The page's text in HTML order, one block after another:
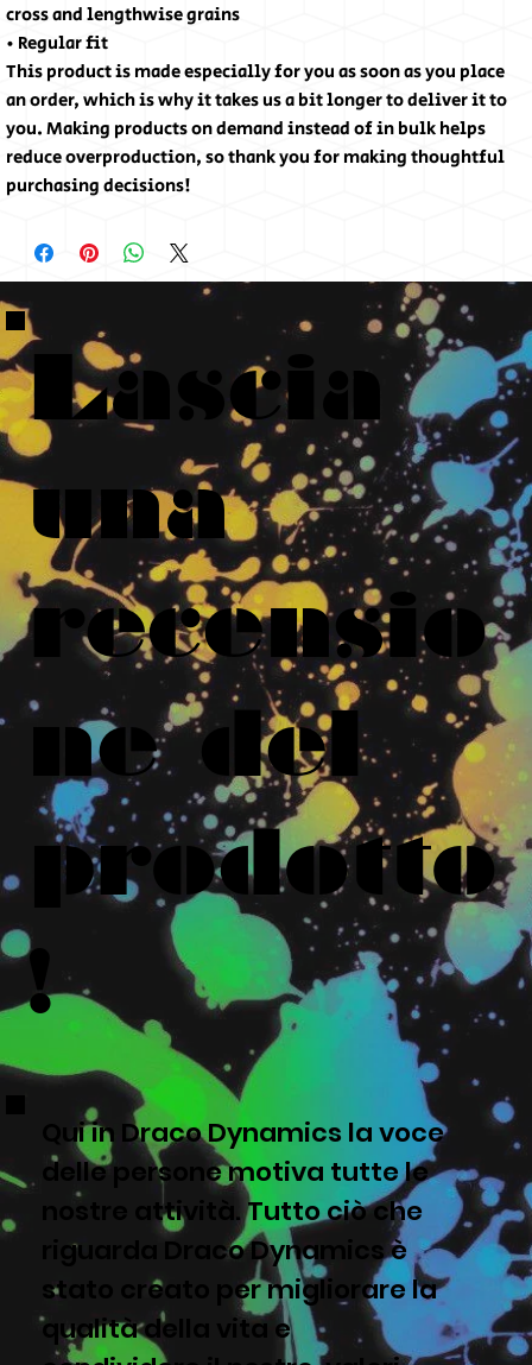
cross and lengthwise grains
• Regular fit
This product is made especially for you as soon as you place
an order, which is why it takes us a bit longer to deliver it to
you. Making products on demand instead of in bulk helps
reduce overproduction, so thank you for making thoughtful
purchasing decisions!
Lascia
una
recensio
ne del
prodotto
!
Qui in Draco Dynamics la voce
delle persone motiva tutte le
nostre attività. Tutto ciò che
riguarda Draco Dynamics è
stato creato per migliorare la
qualità della vita e